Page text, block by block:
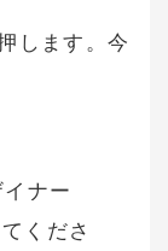
します。今
ナー
くださ